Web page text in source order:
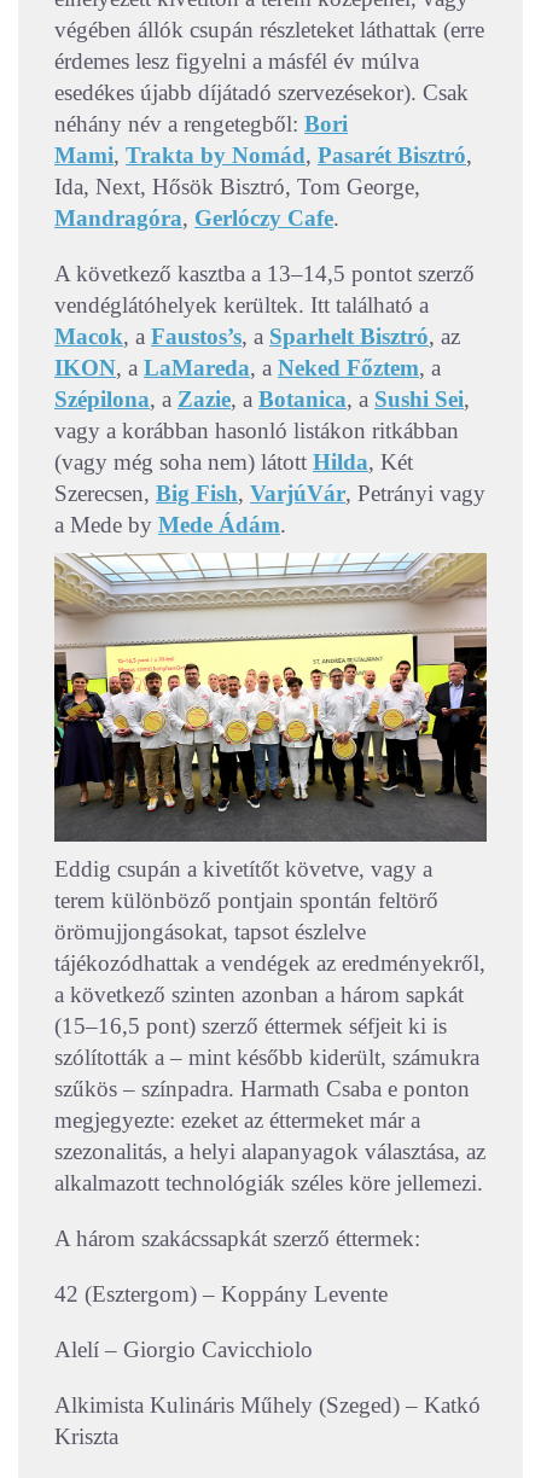
végében állók csupán részleteket láthattak (erre
érdemes lesz figyelni a másfél év múlva
esedékes újabb díjátadó szervezésekor). Csak
néhány név a rengetegből: Bori
Mami, Trakta by Nomád, Pasarét Bisztró,
Ida, Next, Hősök Bisztró, Tom George,
Mandragóra, Gerlóczy Cafe.
A következő kasztba a 13–14,5 pontot szerző
vendéglátóhelyek kerültek. Itt található a
Macok, a Faustos’s, a Sparhelt Bisztró, az
IKON, a LaMareda, a Neked Főztem, a
Szépilona, a Zazie, a Botanica, a Sushi Sei,
vagy a korábban hasonló listákon ritkábban
(vagy még soha nem) látott Hilda, Két
Szerecsen, Big Fish, VarjúVár, Petrányi vagy
a Mede by Mede Ádám.
Eddig csupán a kivetítőt követve, vagy a
terem különböző pontjain spontán feltörő
örömujjongásokat, tapsot észlelve
tájékozódhattak a vendégek az eredményekről,
a következő szinten azonban a három sapkát
(15–16,5 pont) szerző éttermek séfjeit ki is
szólították a – mint később kiderült, számukra
szűkös – színpadra. Harmath Csaba e ponton
megjegyezte: ezeket az éttermeket már a
szezonalitás, a helyi alapanyagok választása, az
alkalmazott technológiák széles köre jellemezi.
A három szakácssapkát szerző éttermek:
42 (Esztergom) – Koppány Levente
Alelí – Giorgio Cavicchiolo
Alkimista Kulináris Műhely (Szeged) – Katkó
Kriszta